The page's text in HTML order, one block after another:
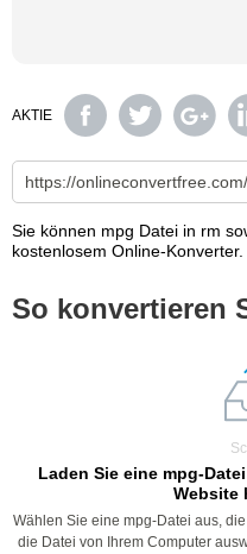
AKTIE
Sie können mpg Datei in rm
kostenlosem Online-Konverter.
So konvertieren
Laden Sie eine mpg-
Website
Wählen Sie eine mpg-Datei aus,
die Datei von Ihrem Computer